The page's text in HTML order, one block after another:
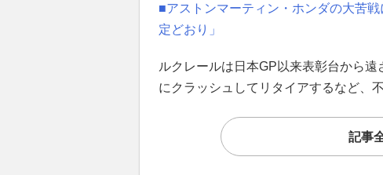
■アストンマーティン・ホンダの大苦
定どおり」
ルクレールは日本GP以来表彰台から
にクラッシュしてリタイアするなど、
記事